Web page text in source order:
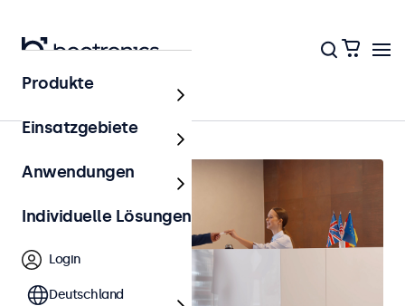
Hotel & Gastronomie
Produkte
Einsatzgebiete
Anwendungen
Individuelle Lösungen
Login
Deutschland